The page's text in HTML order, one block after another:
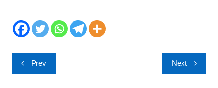
Post
navigation
Prev Next